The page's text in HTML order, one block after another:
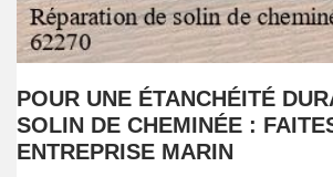
POUR UNE ÉTANCHÉITÉ
SOLIN DE CHEMINÉE :
ENTREPRISE MARIN